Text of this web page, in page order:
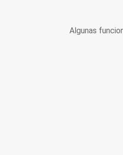
Algunas